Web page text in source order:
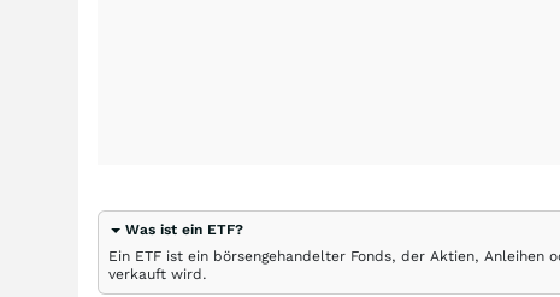
Was ist ein ETF?
Ein ETF ist ein börsengehandelter Fonds, der Aktien,
verkauft wird.